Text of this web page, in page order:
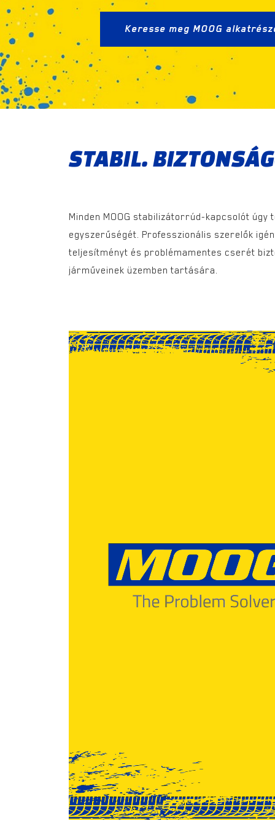
Keresse meg MOOG
STABIL.
Minden MOOG stabilizátorrúd-kapcsolót
egyszerűségét. Professzionális szerelők
teljesítményt és problémamentes cserét
járműveinek üzemben tartására.